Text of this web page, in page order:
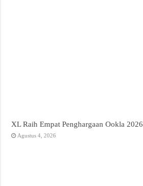
XL Raih Empat Penghargaan Ookla 2026
Agustus 4, 2026